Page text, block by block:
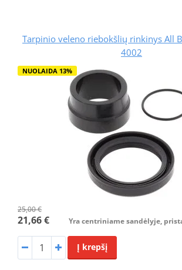
Tarpinio veleno riebokšlių rinkinys All
4002
NUOLAIDA 13%
25,00 €
21,66 € Yra centriniame sandėlyje,
Į krepšį